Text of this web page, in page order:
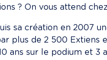
? On vous attend
sa création en 2007
plus de 2 500 Extiens
ans sur le podium et 3